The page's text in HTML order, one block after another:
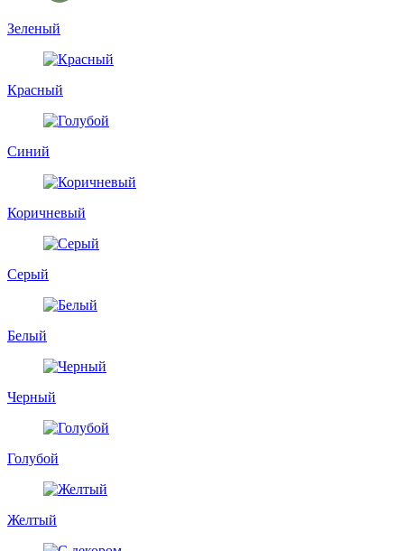
Зеленый
Красный
Синий
Коричневый
Серый
Белый
Черный
Голубой
Желтый